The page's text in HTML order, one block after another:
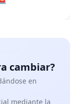
cambiar?
en
mediante la